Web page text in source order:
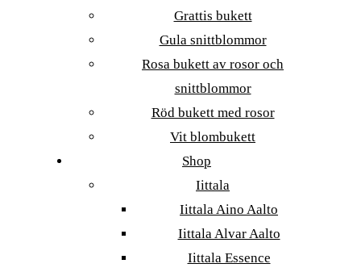
Grattis bukett
Gula snittblommor
Rosa bukett av rosor och
snittblommor
Röd bukett med rosor
Vit blombukett
Shop
Iittala
Iittala Aino Aalto
Iittala Alvar Aalto
Iittala Essence